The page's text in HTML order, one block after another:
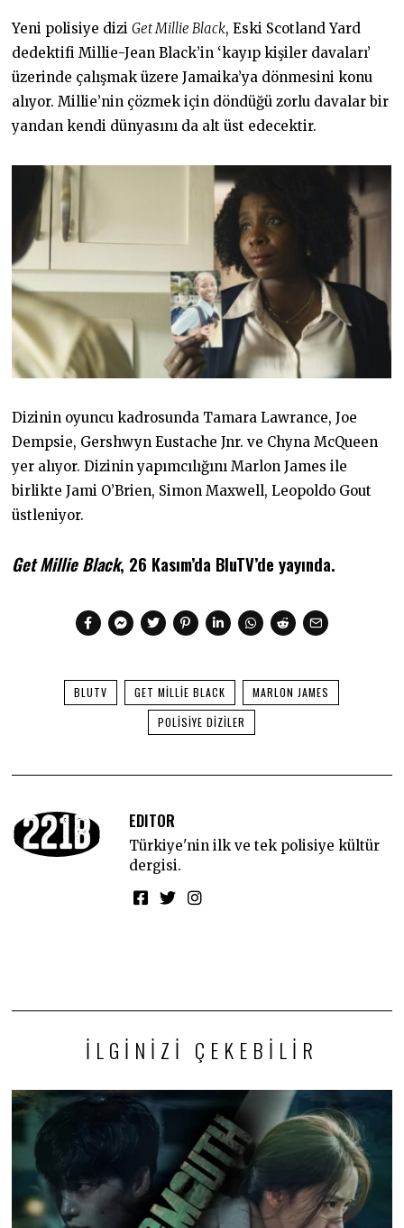
Yeni polisiye diziGet Millie Black, Eski Scotland Yard
dedektifi Millie-Jean Black’in ‘kayıp kişiler davaları’
üzerinde çalışmak üzere Jamaika’ya dönmesini konu
alıyor. Millie’nin çözmek için döndüğü zorlu davalar bir
yandan kendi dünyasını da alt üst edecektir.
Dizinin oyuncu kadrosunda Tamara Lawrance, Joe
Dempsie, Gershwyn Eustache Jnr. ve Chyna McQueen
yer alıyor. Dizinin yapımcılığını Marlon James ile
birlikte Jami O’Brien, Simon Maxwell, Leopoldo Gout
üstleniyor.
Get Millie Black, 26 Kasım’da BluTV’de yayında.
BLUTV GET MILLIE BLACK
MARLON JAMES
POLISIYE DIZILER
EDITOR
Türkiye'nin ilk ve tek polisiye kültür
dergisi.
İLGINIZI ÇEKEBILIR